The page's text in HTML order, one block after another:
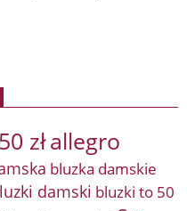
złallegro
bluzka damskie
damski bluzki to 50